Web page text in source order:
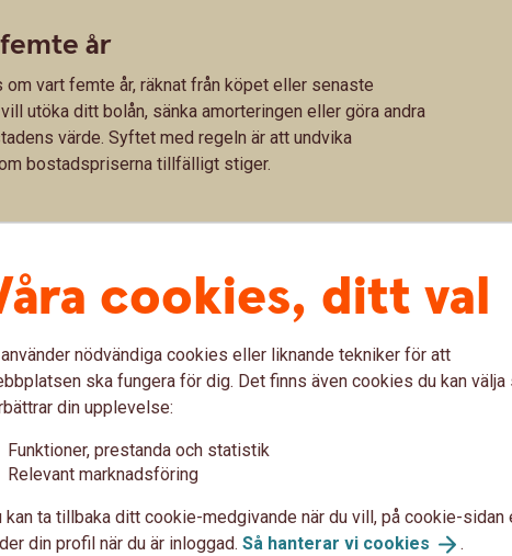
år
om vart femte år, räknat från köpet eller senaste
utöka ditt bolån, sänka amorteringen eller göra andra
värde. Syftet med regeln är att undvika
bostadspriserna tillfälligt stiger.
nya bolånereglerna
med de nya reglerna?
månadsamortering?
amortering?
cookies, ditt val
nödvändiga cookies eller liknande tekniker för att
ska fungera för dig. Det finns även cookies du kan välja
din upplevelse:
Funktioner, prestanda och statistik
Relevant marknadsföring
kan ta tillbaka ditt cookie-medgivande när du vill, på cookie-sidan
din profil när du är inloggad. Så hanterar vi cookies .